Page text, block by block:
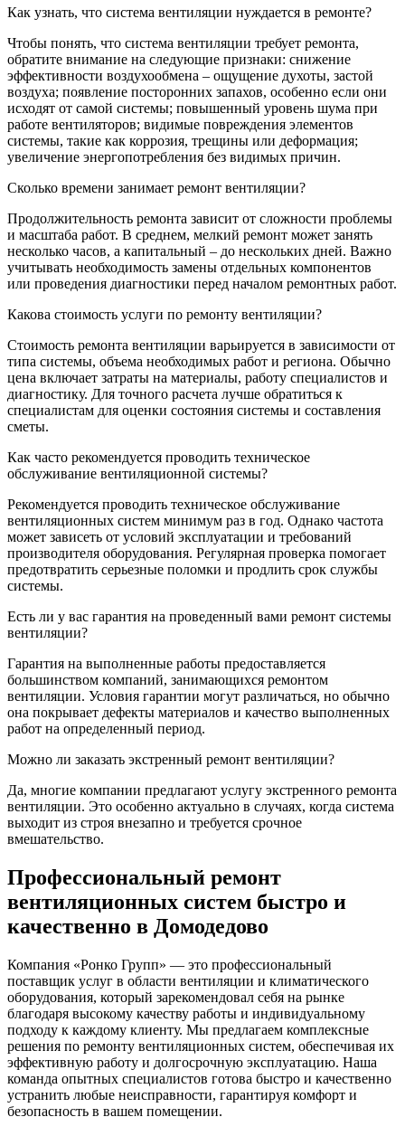
Как узнать, что система вентиляции нуждается в ремонте?
Чтобы понять, что система вентиляции требует ремонта,
обратите внимание на следующие признаки: снижение
эффективности воздухообмена – ощущение духоты, застой
воздуха; появление посторонних запахов, особенно если они
исходят от самой системы; повышенный уровень шума при
работе вентиляторов; видимые повреждения элементов
системы, такие как коррозия, трещины или деформация;
увеличение энергопотребления без видимых причин.
Сколько времени занимает ремонт вентиляции?
Продолжительность ремонта зависит от сложности проблемы
и масштаба работ. В среднем, мелкий ремонт может занять
несколько часов, а капитальный – до нескольких дней. Важно
учитывать необходимость замены отдельных компонентов
или проведения диагностики перед началом ремонтных работ.
Какова стоимость услуги по ремонту вентиляции?
Стоимость ремонта вентиляции варьируется в зависимости от
типа системы, объема необходимых работ и региона. Обычно
цена включает затраты на материалы, работу специалистов и
диагностику. Для точного расчета лучше обратиться к
специалистам для оценки состояния системы и составления
сметы.
Как часто рекомендуется проводить техническое
обслуживание вентиляционной системы?
Рекомендуется проводить техническое обслуживание
вентиляционных систем минимум раз в год. Однако частота
может зависеть от условий эксплуатации и требований
производителя оборудования. Регулярная проверка помогает
предотвратить серьезные поломки и продлить срок службы
системы.
Есть ли у вас гарантия на проведенный вами ремонт системы
вентиляции?
Гарантия на выполненные работы предоставляется
большинством компаний, занимающихся ремонтом
вентиляции. Условия гарантии могут различаться, но обычно
она покрывает дефекты материалов и качество выполненных
работ на определенный период.
Можно ли заказать экстренный ремонт вентиляции?
Да, многие компании предлагают услугу экстренного ремонта
вентиляции. Это особенно актуально в случаях, когда система
выходит из строя внезапно и требуется срочное
вмешательство.
Профессиональный ремонт
вентиляционных систем быстро и
качественно в Домодедово
Компания «Ронко Групп» — это профессиональный
поставщик услуг в области вентиляции и климатического
оборудования, который зарекомендовал себя на рынке
благодаря высокому качеству работы и индивидуальному
подходу к каждому клиенту. Мы предлагаем комплексные
решения по ремонту вентиляционных систем, обеспечивая их
эффективную работу и долгосрочную эксплуатацию. Наша
команда опытных специалистов готова быстро и качественно
устранить любые неисправности, гарантируя комфорт и
безопасность в вашем помещении.